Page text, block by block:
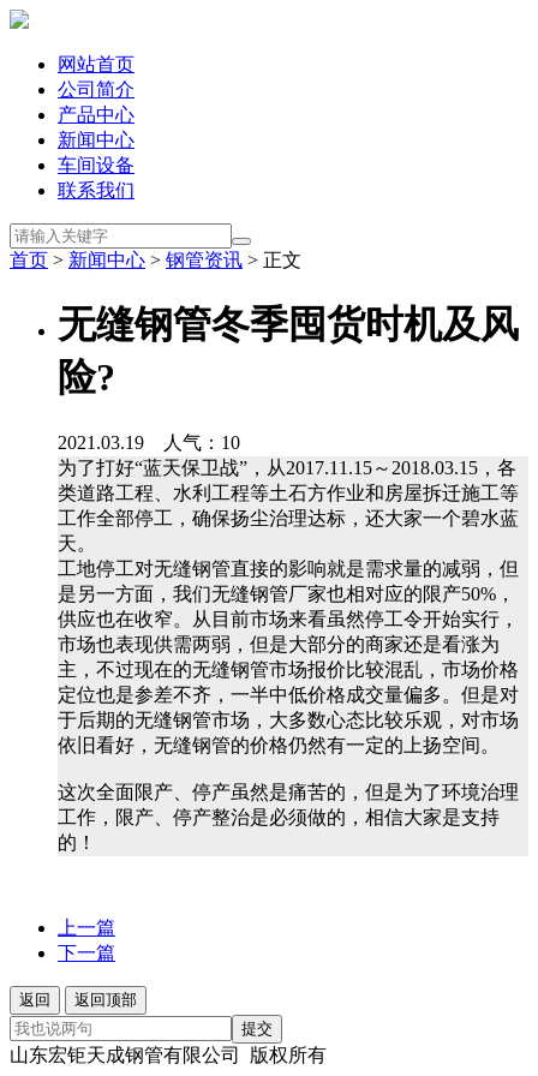
网站首页
公司简介
产品中心
新闻中心
车间设备
联系我们
首页 > 新闻中心 > 钢管资讯 > 正文
无缝钢管冬季囤货时机及风
险?
2021.03.19 人气： 10
为了打好“蓝天保卫战”，从2017.11.15～2018.03.15，各
类道路工程、水利工程等土石方作业和房屋拆迁施工等
工作全部停工，确保扬尘治理达标，还大家一个碧水蓝
天。
工地停工对无缝钢管直接的影响就是需求量的减弱，但
是另一方面，我们无缝钢管厂家也相对应的限产50%，
供应也在收窄。从目前市场来看虽然停工令开始实行，
市场也表现供需两弱，但是大部分的商家还是看涨为
主，不过现在的无缝钢管市场报价比较混乱，市场价格
定位也是参差不齐，一半中低价格成交量偏多。但是对
于后期的无缝钢管市场，大多数心态比较乐观，对市场
依旧看好，无缝钢管的价格仍然有一定的上扬空间。
这次全面限产、停产虽然是痛苦的，但是为了环境治理
工作，限产、停产整治是必须做的，相信大家是支持
的！
上一篇
下一篇
返回
返回顶部
提交
山东宏钜天成钢管有限公司 版权所有